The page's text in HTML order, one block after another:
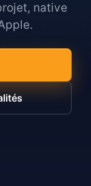
native